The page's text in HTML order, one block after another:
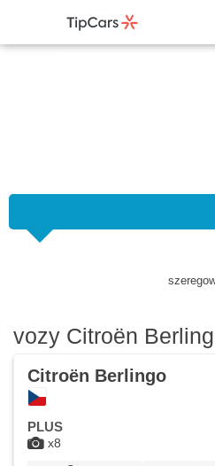
vozy Citroën
x8
Citroën Berlingo
PLUS